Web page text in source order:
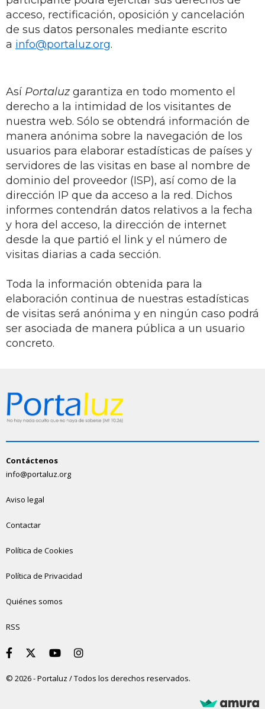
acceso, rectificación, oposición y cancelación
de sus datos personales mediante escrito
a info@portaluz.org.
Así Portaluzgarantiza en todo momento el
derecho a la intimidad de los visitantes de
nuestra web. Sólo se obtendrá información de
manera anónima sobre la navegación de los
usuarios para elaborar estadísticas de países y
servidores de las visitas en base al nombre de
dominio del proveedor (ISP), así como de la
dirección IP que da acceso a la red. Dichos
informes contendrán datos relativos a la fecha
y hora del acceso, la dirección de internet
desde la que partió el link y el número de
visitas diarias a cada sección.
Toda la información obtenida para la
elaboración continua de nuestras estadísticas
de visitas será anónima y en ningún caso podrá
ser asociada de manera pública a un usuario
concreto.
Contáctenos
info@portaluz.org
Aviso legal
Contactar
Política de Cookies
Política de Privacidad
Quiénes somos
RSS
© 2026 - Portaluz / Todos los derechos reservados.